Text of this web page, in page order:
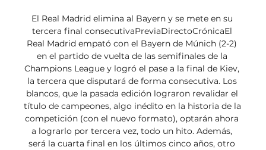
El Real Madrid elimina al Bayern y se mete en su
tercera final consecutivaPreviaDirectoCrónicaEl
Real Madrid empató con el Bayern de Múnich (2-2)
en el partido de vuelta de las semifinales de la
Champions League y logró el pase a la final de Kiev,
la tercera que disputará de forma consecutiva. Los
blancos, que la pasada edición lograron revalidar el
título de campeones, algo inédito en la historia de la
competición (con el nuevo formato), optarán ahora
a lograrlo por tercera vez, todo un hito. Además,
será la cuarta final en los últimos cinco años, otro